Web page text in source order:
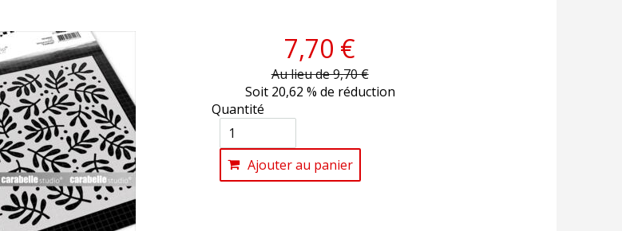
7,70 €
Au lieu de 9,70 €
Soit 20,62 % de réduction
Quantité
Ajouter au panier